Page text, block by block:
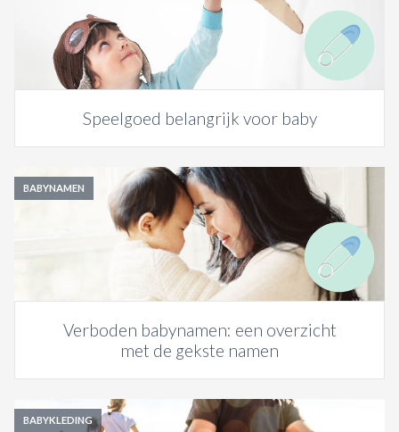
Speelgoed belangrijk voor baby
BABYNAMEN
Verboden babynamen: een overzicht
met de gekste namen
BABYKLEDING